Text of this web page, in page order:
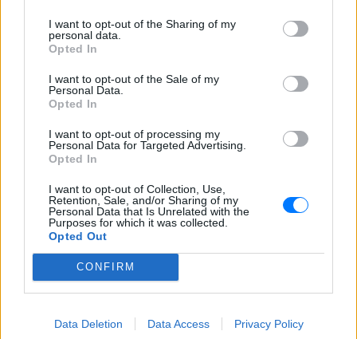
I want to opt-out of the Sharing of my
personal data.
Opted In
I want to opt-out of the Sale of my
Personal Data.
Opted In
I want to opt-out of processing my
Personal Data for Targeted Advertising.
Opted In
I want to opt-out of Collection, Use,
Retention, Sale, and/or Sharing of my
Personal Data that Is Unrelated with the
Purposes for which it was collected.
Opted Out
CONFIRM
Data Deletion Data Access Privacy Policy
στη Βρετανία τα απαγορεύουν
Theatres, ολοένα περισσότεροι χώροι
εστίασης και ψυχαγωγίας κλείνουν την
Ο εκλεκτός του Τραμπ: Το κρυφό σχέδιο
διαδοχής στην ηγεσία του MAGA
Ο Ντόναλντ Τραμπ φέρεται να έδωσε ιδιωτικά το πιο
διατηρεί ανοιχτή την εξίσωση με τον Μάρκο Ρούμπιο.